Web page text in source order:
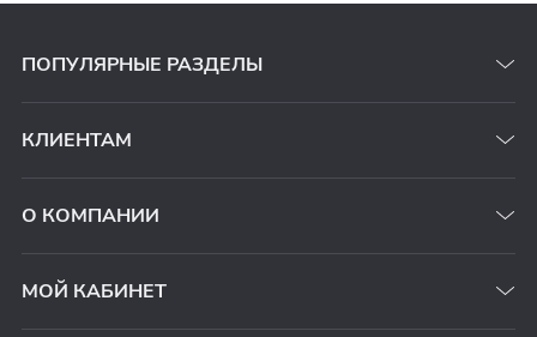
ПОПУЛЯРНЫЕ РАЗДЕЛЫ
КЛИЕНТАМ
О КОМПАНИИ
МОЙ КАБИНЕТ